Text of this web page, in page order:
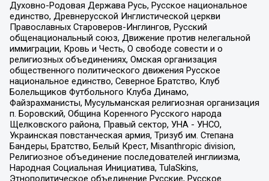
Духовно-Родовая Держава Русь, Русское национальное
единство, Древнерусской Инглистической церкви
Православных Староверов-Инглингов, Русский
общенациональный союз, Движение против нелегальной
иммиграции, Кровь и Честь, О свободе совести и о
религиозных объединениях, Омская организация
общественного политического движения Русское
национальное единство, Северное Братство, Клуб
Болельщиков Футбольного Клуба Динамо,
Файзрахманисты, Мусульманская религиозная организация
п. Боровский, Община Коренного Русского народа
Щелковского района, Правый сектор, УНА - УНСО,
Украинская повстанческая армия, Тризуб им. Степана
Бандеры, Братство, Белый Крест, Misanthropic division,
Религиозное объединение последователей инглиизма,
Народная Социальная Инициатива, TulaSkins,
Этнополитическое объединение Русские, Русское